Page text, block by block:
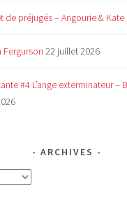
de préjugés – Angourie & Kate
Fergurson 22 juillet 2026
#4 L’ange exterminateur –
ARCHIVES